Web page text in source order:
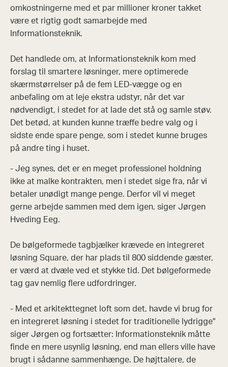
omkostningerne med et par millioner kroner takket
være et rigtig godt samarbejde med
Informationsteknik.
Det handlede om, at Informationsteknik kom med
forslag til smartere løsninger, mere optimerede
skærmstørrelser på de fem LED-vægge og en
anbefaling om at leje ekstra udstyr, når det var
nødvendigt, i stedet for at lade det stå og samle støv.
Det betød, at kunden kunne træffe bedre valg og i
sidste ende spare penge, som i stedet kunne bruges
på andre ting i huset.
- Jeg synes, det er en meget professionel holdning
ikke at malke kontrakten, men i stedet sige fra, når vi
betaler unødigt mange penge. Derfor vil vi meget
gerne arbejde sammen med dem igen, siger Jørgen
Hveding Eeg.
De bølgeformede tagbjælker krævede en integreret
løsning Square, der har plads til 800 siddende gæster,
er værd at dvæle ved et stykke tid. Det bølgeformede
tag gav nemlig flere udfordringer.
- Med et arkitekttegnet loft som det, havde vi brug for
en integreret løsning i stedet for traditionelle lydrigge"
siger Jørgen og fortsætter: Informationsteknik måtte
finde en mere usynlig løsning, end man ellers ville have
brugt i sådanne sammenhænge. De højttalere, de